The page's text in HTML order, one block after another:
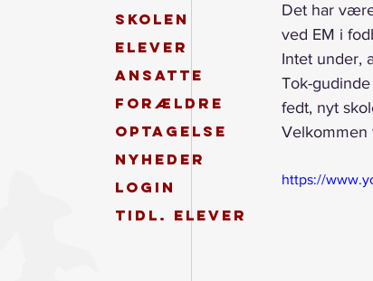
Det har
ved EM i
Intet under,
Tok-
fedt, nyt
Velkommen
https://
Skolen
Elever
Ansatte
Forældre
Optagelse
Nyheder
Login
Tidl. elever